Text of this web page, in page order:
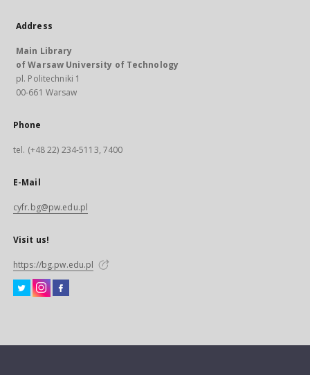
Address
Main Library
of Warsaw University of Technology
pl. Politechniki 1
00-661 Warsaw
Phone
tel. (+48 22) 234-5113, 7400
E-Mail
cyfr.bg@pw.edu.pl
Visit us!
https://bg.pw.edu.pl